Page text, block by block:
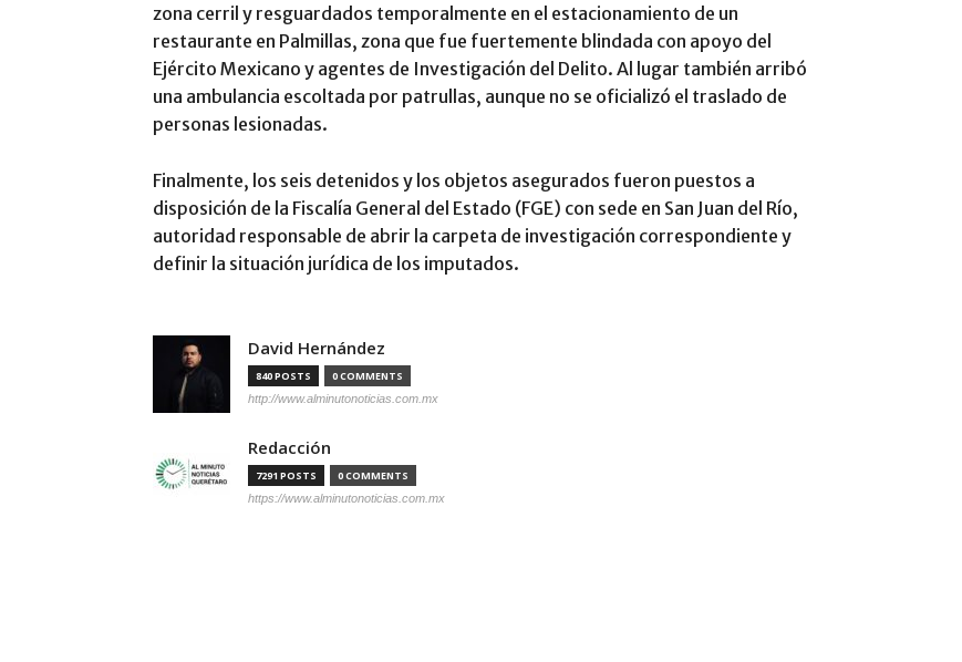
zona cerril y resguardados temporalmente en el estacionamiento de un
restaurante en Palmillas, zona que fue fuertemente blindada con apoyo del
Ejército Mexicano y agentes de Investigación del Delito. Al lugar también arribó
una ambulancia escoltada por patrullas, aunque no se oficializó el traslado de
personas lesionadas.
Finalmente, los seis detenidos y los objetos asegurados fueron puestos a
disposición de la Fiscalía General del Estado (FGE) con sede en San Juan del Río,
autoridad responsable de abrir la carpeta de investigación correspondiente y
definir la situación jurídica de los imputados.
David Hernández
840 POSTS 0 COMMENTS
http://www.alminutonoticias.com.mx
Redacción
7291 POSTS 0 COMMENTS
https://www.alminutonoticias.com.mx